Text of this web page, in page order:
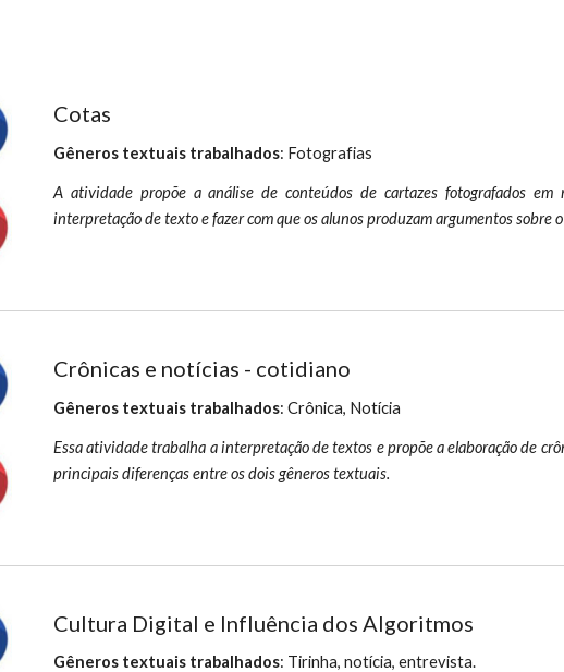
Cotas
Gêneros textuais trabalhados: Fotografias
A atividade propõe a análise de conteúdos de cartazes fotografados
interpretação de texto e fazer com que os alunos produzam argumentos sobre
Crônicas e notícias - cotidiano
Gêneros textuais trabalhados: Crônica, Notícia
Essa atividade trabalha a interpretação de textos e propõe a elaboração de
principais diferenças entre os dois gêneros textuais.
Cultura Digital e Influência dos Algoritmos
Gêneros textuais trabalhados: Tirinha, notícia, entrevista.